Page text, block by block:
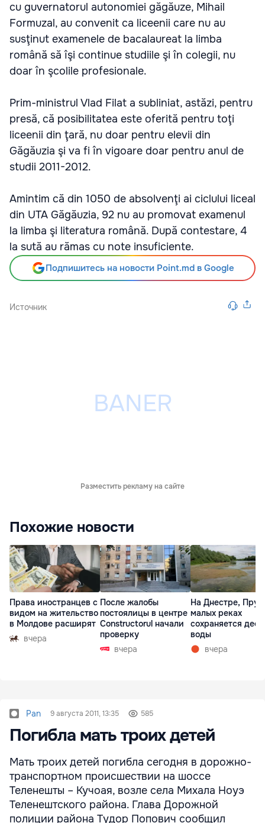
cu guvernatorul autonomiei găgăuze, Mihail
Formuzal, au convenit ca liceenii care nu au
susţinut examenele de bacalaureat la limba
română să îşi continue studiile şi în colegii, nu
doar în şcolile profesionale.
Prim-ministrul Vlad Filat a subliniat, astăzi, pentru
presă, că posibilitatea este oferită pentru toţi
liceenii din ţară, nu doar pentru elevii din
Găgăuzia şi va fi în vigoare doar pentru anul de
studii 2011-2012.
Amintim că din 1050 de absolvenţi ai ciclului liceal
din UTA Găgăuzia, 92 nu au promovat examenul
la limba şi literatura română. După contestare, 4
la sută au rămas cu note insuficiente.
Подпишитесь на новости Point.md в Google
Источник
Разместить рекламу на сайте
Похожие новости
Права иностранцев с
видом на жительство
в Молдове расширят
вчера
После жалобы
постоялицы в центре
Constructorul начали
проверку
вчера
На Днестре,
малых реках
сохраняется
воды
вчера
Pan 9 августа 2011, 13:35 585
Погибла мать троих детей
Мать троих детей погибла сегодня в дорожно-
транспортном происшествии на шоссе
Теленешты – Кучоая, возле села Михала Ноуэ
Теленештского района. Глава Дорожной
полиции района Тудор Попович сообщил